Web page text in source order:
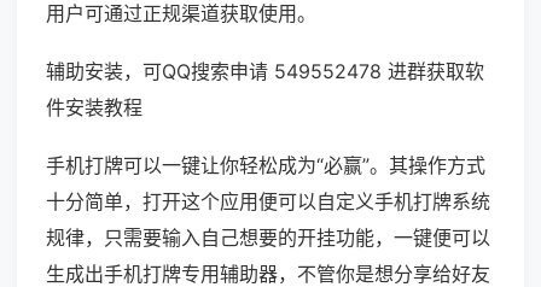
用户可通过正规渠道获取使用。
辅助安装，可QQ搜索申请 549552478 进群获取软
件安装教程
手机打牌可以一键让你轻松成为“必赢”。其操作方式
十分简单，打开这个应用便可以自定义手机打牌系统
规律，只需要输入自己想要的开挂功能，一键便可以
生成出手机打牌专用辅助器，不管你是想分享给好友